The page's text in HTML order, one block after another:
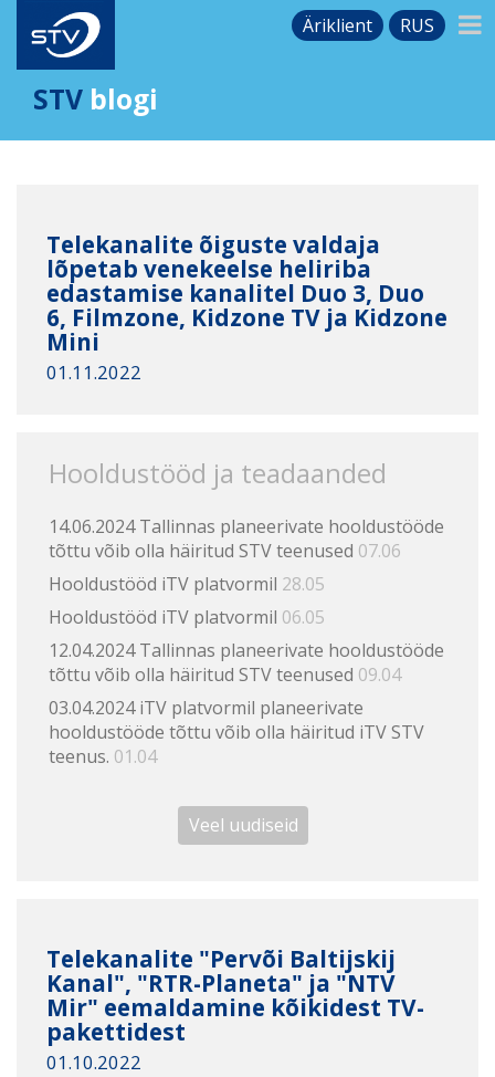
Äriklient RUS
STV blogi
Telekanalite õiguste valdaja
lõpetab venekeelse heliriba
edastamise kanalitel Duo 3, Duo
6, Filmzone, Kidzone TV ja Kidzone
Mini
01.11.2022
Hooldustööd ja teadaanded
14.06.2024 Tallinnas planeerivate hooldustööde
tõttu võib olla häiritud STV teenused 07.06
Hooldustööd iTV platvormil 28.05
Hooldustööd iTV platvormil 06.05
12.04.2024 Tallinnas planeerivate hooldustööde
tõttu võib olla häiritud STV teenused 09.04
03.04.2024 iTV platvormil planeerivate
hooldustööde tõttu võib olla häiritud iTV STV
teenus. 01.04
Veel uudiseid
Telekanalite "Pervõi Baltijskij
Kanal", "RTR-Planeta" ja "NTV
Mir" eemaldamine kõikidest TV-
pakettidest
01.10.2022